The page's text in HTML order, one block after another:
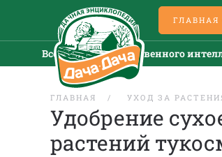
Все новости искусственного
ГЛАВНАЯ УХОД ЗА
Удобрение
растений